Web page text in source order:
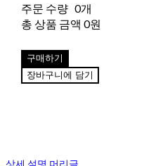
주문 수량 0개
총 상품 금액 0원
구매하기
장바구니에 담기
상세 설명 머리글